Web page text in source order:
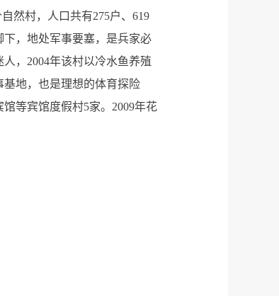
然村，人口共有275户、619
下，地处军事要塞，是兵家必
，2004年该村以冷水鱼养殖
地，也是理想的体育探险
等宾馆度假村5家。2009年花